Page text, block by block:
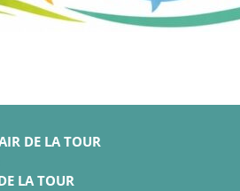
DE LA TOUR
LA TOUR